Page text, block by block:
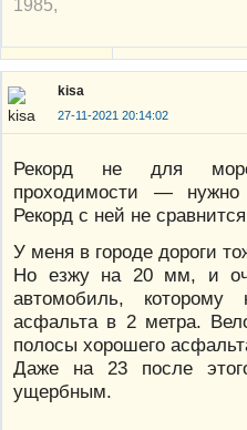
1985,
kisa
27-11-2021 20:14:02
Рекорд не для
проходимости — нужно
Рекорд с ней не
У меня в городе дороги
Но езжу на 20 мм, и
автомобиль, которому
асфальта в 2 метра.
полосы хорошего
Даже на 23 после
ущербным.